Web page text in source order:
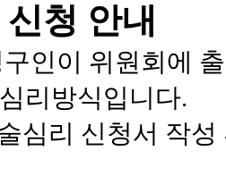
청 안내
구인이 위원회에
리방식입니다.
심리 신청서 작